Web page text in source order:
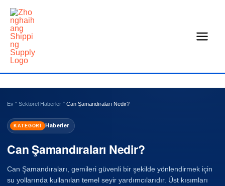
İçeriğe
geç
Ev " Sektörel Haberler " Can Şamandıraları Nedir?
KATEGORI Haberler
Can Şamandıraları Nedir?
Can Şamandıraları, gemileri güvenli bir şekilde yönlendirmek için
su yollarında kullanılan temel seyir yardımcılarıdır. Üst kısımları